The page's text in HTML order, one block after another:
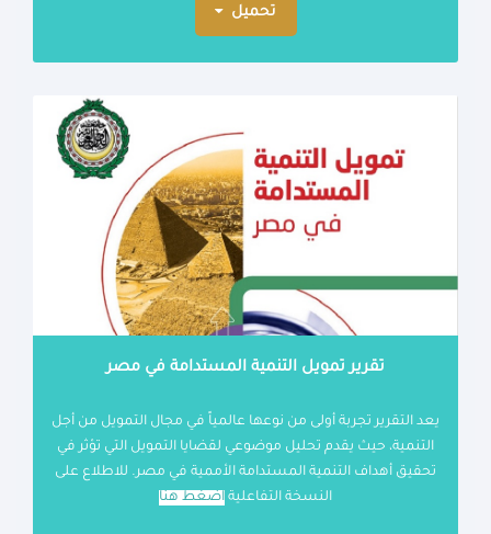
تحميل
تقرير تمويل التنمية المستدامة في مصر
يعد التقرير تجربة أولى من نوعها عالمياً في مجال التمويل من أجل
التنمية، حيث يقدم تحليل موضوعي لقضايا التمويل التي تؤثر في
تحقيق أهداف التنمية المستدامة الأممية في مصر. للاطلاع على
النسخة التفاعلية اضغط هنا